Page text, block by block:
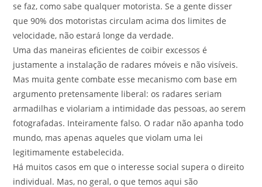
se faz, como sabe qualquer motorista. Se a gente disser
que 90% dos motoristas circulam acima dos limites de
velocidade, não estará longe da verdade.
Uma das maneiras eficientes de coibir excessos é
justamente a instalação de radares móveis e não visíveis.
Mas muita gente combate esse mecanismo com base em
argumento pretensamente liberal: os radares seriam
armadilhas e violariam a intimidade das pessoas, ao serem
fotografadas. Inteiramente falso. O radar não apanha todo
mundo, mas apenas aqueles que violam uma lei
legitimamente estabelecida.
Há muitos casos em que o interesse social supera o direito
individual. Mas, no geral, o que temos aqui são